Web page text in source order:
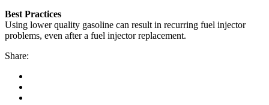
Best Practices
Using lower quality gasoline can result in recurring fuel injector
problems, even after a fuel injector replacement.
Share: